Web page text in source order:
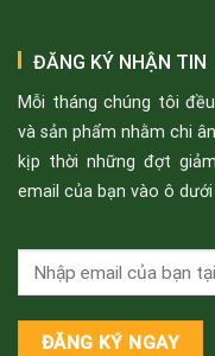
ĐĂNG KÝ NHẬN TIN
Mỗi tháng chúng tôi
và sản phẩm nhằm chi
kịp thời những đợt
email của bạn vào ô dưới